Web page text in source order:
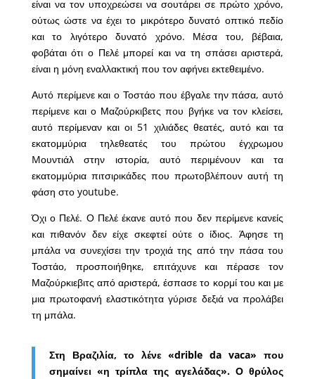
είναι να τον υποχρεώσει να σουτάρει σε πρώτο χρόνο,
ούτως ώστε να έχει το μικρότερο δυνατό οπτικό πεδίο
και το λιγότερο δυνατό χρόνο. Μέσα του, βέβαια,
φοβάται ότι ο Πελέ μπορεί και να τη σπάσει αριστερά,
είναι η μόνη εναλλακτική που τον αφήνει εκτεθειμένο.
Αυτό περίμενε και ο Τοστάο που έβγαλε την πάσα, αυτό
περίμενε και ο Μαζούρκιβετς που βγήκε να τον κλείσει,
αυτό περίμεναν και οι 51 χιλιάδες θεατές, αυτό και τα
εκατομμύρια τηλεθεατές του πρώτου έγχρωμου
Mουντιάλ στην ιστορία, αυτό περιμένουν και τα
εκατομμύρια πιτσιρικάδες που πρωτοβλέπουν αυτή τη
φάση στο youtube.
Όχι ο Πελέ. Ο Πελέ έκανε αυτό που δεν περίμενε κανείς
και πιθανόν δεν είχε σκεφτεί ούτε ο ίδιος. Άφησε τη
μπάλα να συνεχίσει την τροχιά της από την πάσα του
Τοστάο, προσποιήθηκε, επιτάχυνε και πέρασε τον
Μαζούρκιεβιτς από αριστερά, έσπασε το κορμί του και με
μια πρωτοφανή ελαστικότητα γύρισε δεξιά να προλάβει
τη μπάλα.
Στη Βραζιλία, το λένε «drible da vaca» που
σημαίνει «η τρίπλα της αγελάδας». Ο θρύλος